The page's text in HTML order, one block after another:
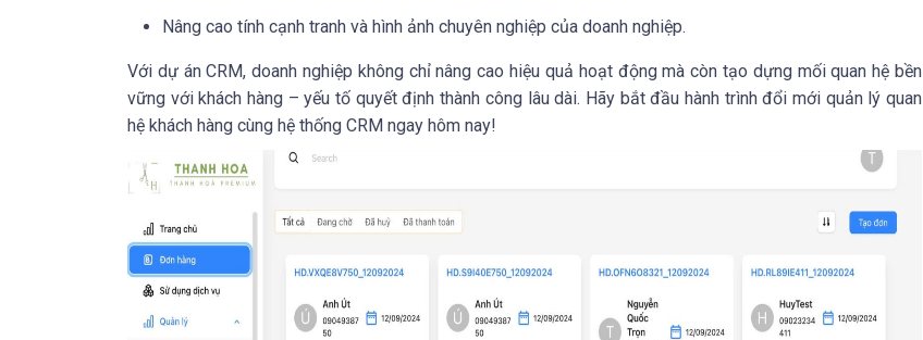
Nâng cao tính cạnh tranh và hình ảnh chuyên nghiệp của doanh nghiệp.
Với dự án CRM, doanh nghiệp không chỉ nâng cao hiệu quả hoạt động mà còn tạo dựng mối quan hệ bền
vững với khách hàng – yếu tố quyết định thành công lâu dài. Hãy bắt đầu hành trình đổi mới quản lý quan
hệ khách hàng cùng hệ thống CRM ngay hôm nay!